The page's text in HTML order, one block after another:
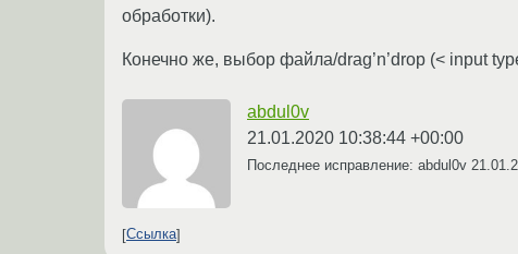
обработки).
Конечно же, выбор файла/drag’n’drop (< input
abdul0v
21.01.2020 10:38:44 +00:00
Последнее исправление: abdul0v
Ссылка